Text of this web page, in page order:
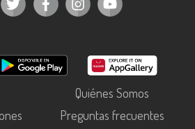
Quiénes Somos
Preguntas frecuentes